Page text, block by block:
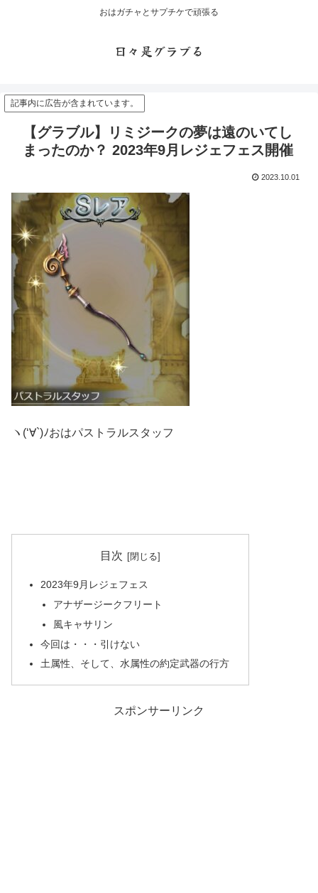
おはガチャとサプチケで頑張る
日々是グラブる
記事内に広告が含まれています。
【グラブル】リミジークの夢は遠のいてし
まったのか？ 2023年9月レジェフェス開催
2023.10.01
ヽ(‘∀`)ﾉおはパストラルスタッフ
目次
2023年9月レジェフェス
アナザージークフリート
風キャサリン
今回は・・・引けない
土属性、そして、水属性の約定武器の行方
スポンサーリンク